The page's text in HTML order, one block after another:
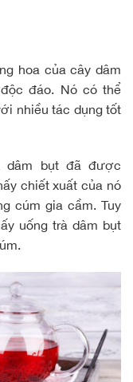
hoa của cây dâm
đáo. Nó có thể
nhiều tác dụng tốt
dâm bụt đã được
chiết xuất của nó
cúm gia cầm. Tuy
uống trà dâm bụt